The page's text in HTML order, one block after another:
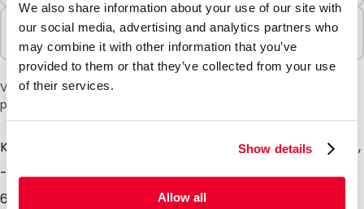
We also share information about your use of our site with
our social media, advertising and analytics partners who
may combine it with other information that you’ve
provided to them or that they’ve collected from your use
of their services.
Show details
Allow all
Selges i pakker
1 Enheter
Vær oppmerksom på: et tillegg på 6 % vil bli lagt til i kassen
på grunn av den nåværende situasjonen i Midtøsten.
Kjøleelementer er tilgjengelige for +37, +21, +18, +4, -18,
-21 eller -30 °C i størrelsene 170, 220, 265, 400, 500,
600, 700, 1 000, 2 000 eller 3 000 ml. Passer til